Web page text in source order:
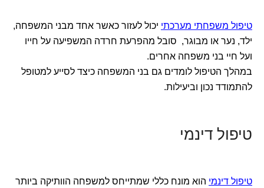
טיפול משפחתי מערכתי יכול לעזור כאשר אחד מבני המשפחה,
ילד, נער או מבוגר, סובל מהפרעת חרדה המשפיעה על חייו
ועל חיי בני משפחה אחרים.
במהלך הטיפול לומדים גם בני המשפחה כיצד לסייע למטופל
להתמודד נכון וביעילות.
טיפול דינמי
טיפול דינמי הוא מונח כללי שמתייחס למשפחה הוותיקה ביותר